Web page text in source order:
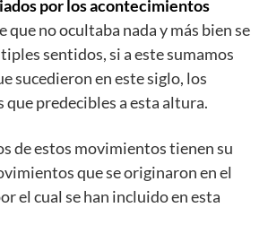
por los acontecimientos
que no ocultaba nada y más bien se
sentidos, si a este sumamos
sucedieron en este siglo, los
que predecibles a esta altura.
de estos movimientos tienen su
que se originaron en el
el cual se han incluido en esta